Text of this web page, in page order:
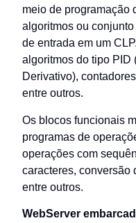
meio de programação
algoritmos ou
de entrada em um
algoritmos do tipo PID
Derivativo),
entre outros.
Os blocos funcionais
programas de
operações com
caracteres, conversão
entre outros.
WebServer